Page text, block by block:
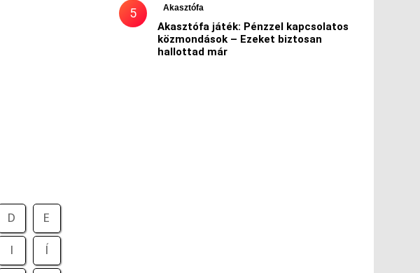
D
E
I
Í
Akasztófa
Akasztófa játék: Pénzzel kapcsolatos
közmondások – Ezeket biztosan
hallottad már